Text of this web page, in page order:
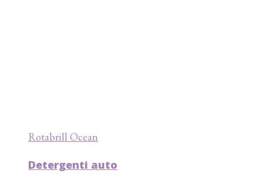
Rotabrill Ocean
Detergenti auto